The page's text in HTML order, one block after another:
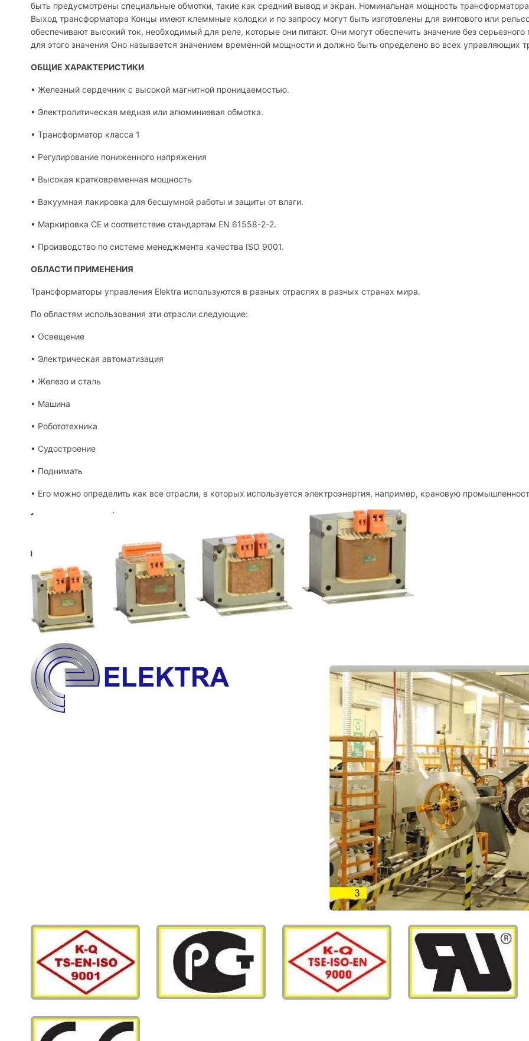
быть предусмотрены специальные обмотки, такие как средний вывод и экран. Номинальная мощность
Выход трансформатора Концы имеют клеммные колодки и по запросу могут быть изготовлены для винтового или
обеспечивают высокий ток, необходимый для реле, которые они питают. Они могут обеспечить значение без
для этого значения Оно называется значением временной мощности и должно быть определено во всех управляющих
ОБЩИЕ ХАРАКТЕРИСТИКИ
• Железный сердечник с высокой магнитной проницаемостью.
• Электролитическая медная или алюминиевая обмотка.
• Трансформатор класса 1
• Регулирование пониженного напряжения
• Высокая кратковременная мощность
• Вакуумная лакировка для бесшумной работы и защиты от влаги.
• Маркировка CE и соответствие стандартам EN 61558-2-2.
• Производство по системе менеджмента качества ISO 9001.
ОБЛАСТИ ПРИМЕНЕНИЯ
Трансформаторы управления Elektra используются в разных отраслях в разных странах мира.
По областям использования эти отрасли следующие:
• Освещение
• Электрическая автоматизация
• Железо и сталь
• Машина
• Робототехника
• Судостроение
• Поднимать
• Его можно определить как все отрасли, в которых используется электроэнергия, например, крановую